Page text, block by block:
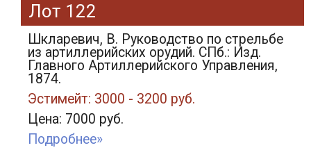
Лот 122
Шкларевич, В. Руководство по стрельбе
из артиллерийских орудий. СПб.: Изд.
Главного Артиллерийского Управления,
1874.
Эстимейт: 3000 - 3200 руб.
Цена: 7000 руб.
Подробнее»